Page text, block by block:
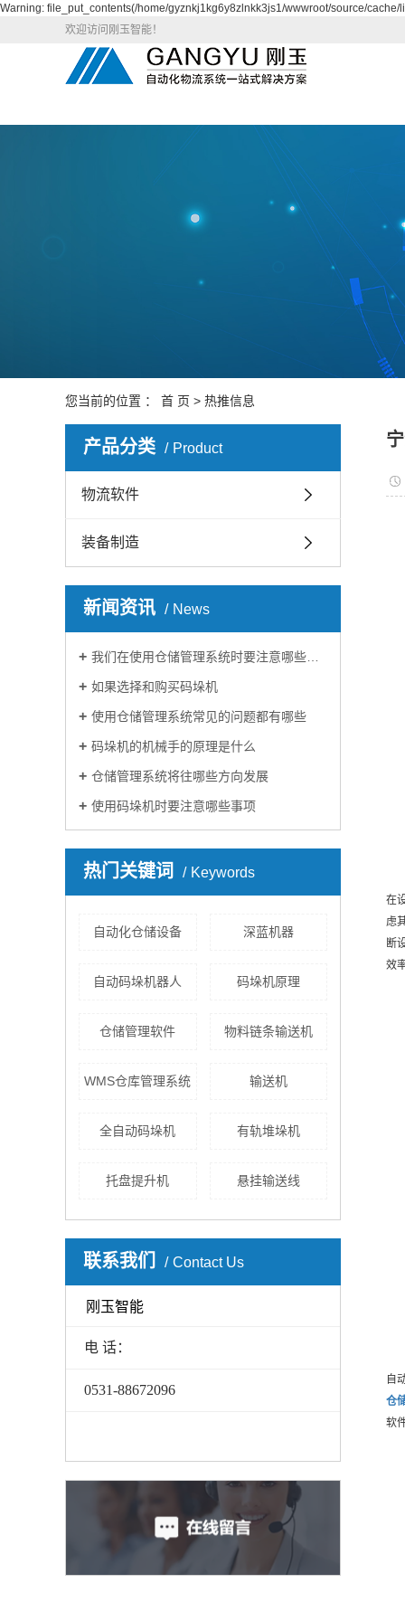
Warning: file_put_contents(/home/gyznkj1kg6y8zlnkk3js1/wwwroot/source/
欢迎访问刚玉智能！
您当前的位置 ： 首 页 > 热推信息
产品分类 Product
物流软件
装备制造
新闻资讯 News
我们在使用仓储管理系统时要注意哪些问题
如果选择和购买码垛机
使用仓储管理系统常见的问题都有哪些
码垛机的机械手的原理是什么
仓储管理系统将往哪些方向发展
使用码垛机时要注意哪些事项
热门关键词 Keywords
自动化仓储设备 深蓝机器
自动码垛机器人 码垛机原理
仓储管理软件 物料链条输送机
WMS仓库管理系统 输送机
全自动码垛机 有轨堆垛机
托盘提升机 悬挂输送线
联系我们 Contact Us
刚玉智能
电 话：
0531-88672096
在
虑
断
效
自
仓
软